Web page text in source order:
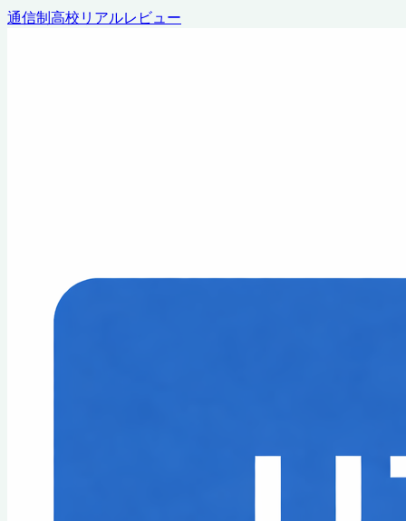
通信制高校リアルレビュー